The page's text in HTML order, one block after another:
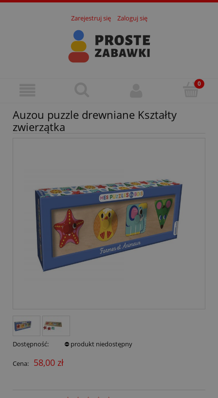
Zarejestruj się Zaloguj się
Auzou puzzle drewniane Kształty
zwierzątka
Dostępność: ⛔ produkt niedostępny
Cena: 58,00 zł